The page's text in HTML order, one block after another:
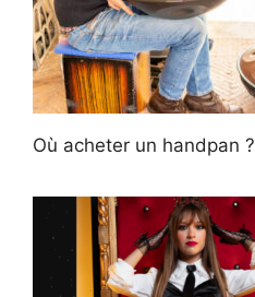
Où acheter un handpan ?